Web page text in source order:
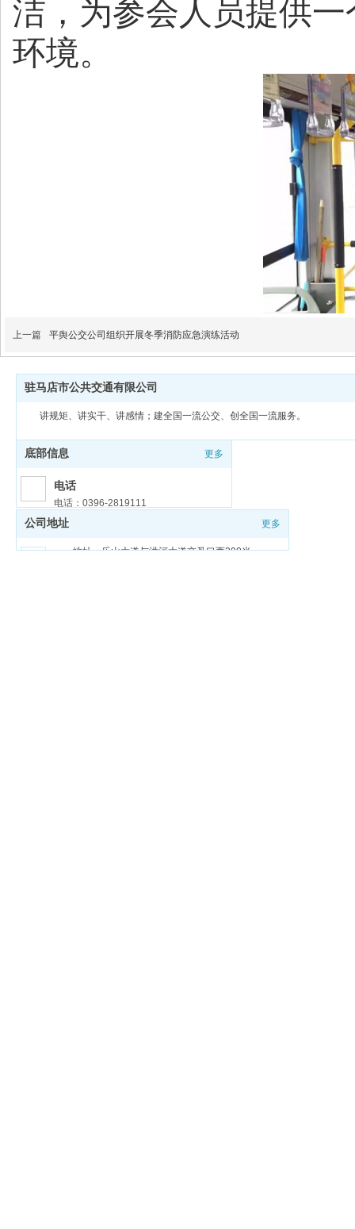
洁，为参会人员提供
环境。
上一篇 平舆公交公司组织开展冬季消防应急演练活动
驻马店市公共交通有限公司
讲规矩、讲实干、讲感情；建全国一流公交、创全国一流服务。
底部信息 更多
电话
电话：0396-2819111
邮箱
邮箱：zmdgongjiao@sina.com
公司地址 更多
地址：乐山大道与洪河大道交叉口西200米